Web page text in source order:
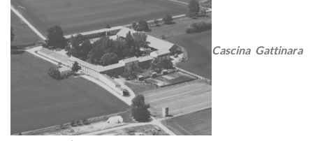
Cascina Gattinara